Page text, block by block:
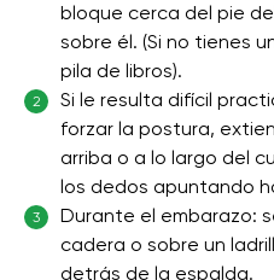
bloque cerca del pie
sobre él. (Si no tienes
pila de libros).
2
Si le resulta difícil
forzar la postura,
arriba o a lo largo del
los dedos apuntando
3
Durante el embarazo:
cadera o sobre un
detrás de la espalda.